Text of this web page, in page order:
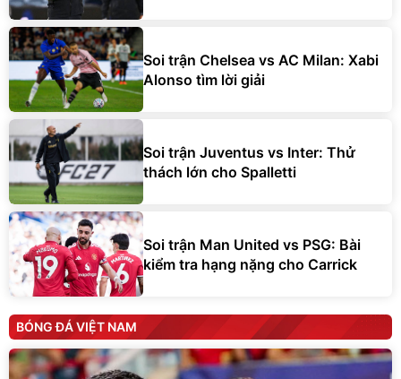
Soi trận Chelsea vs AC Milan: Xabi
Alonso tìm lời giải
Soi trận Juventus vs Inter: Thử
thách lớn cho Spalletti
Soi trận Man United vs PSG: Bài
kiểm tra hạng nặng cho Carrick
BÓNG ĐÁ VIỆT NAM